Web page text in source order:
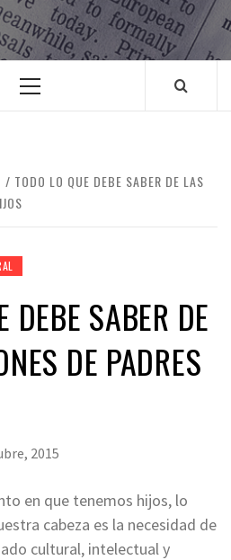
Menú
TODO LO QUE DEBE SABER DE LAS
DEBE SABER DE
DE PADRES
2015
en que tenemos hijos, lo
cabeza es la necesidad de
cultural, intelectual y